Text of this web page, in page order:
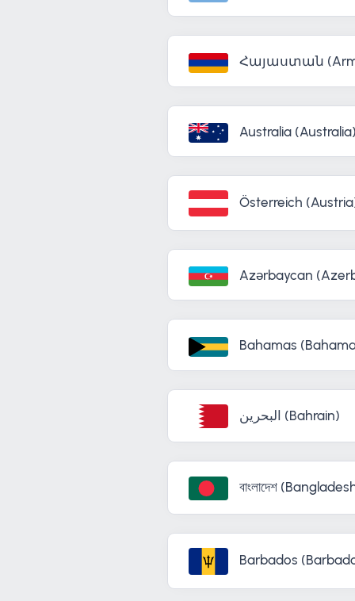
Հայաստան
Australia (Australia)
Österreich
Azərbaycan
Bahamas
البحرين (Bahrain)
বাংলাদেশ
Barbados